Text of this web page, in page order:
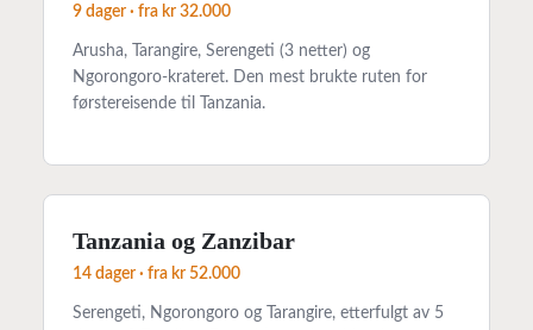
9 dager · fra kr 32.000
Arusha, Tarangire, Serengeti (3 netter) og
Ngorongoro-krateret. Den mest brukte ruten for
førstereisende til Tanzania.
Tanzania og Zanzibar
14 dager · fra kr 52.000
Serengeti, Ngorongoro og Tarangire, etterfulgt av 5